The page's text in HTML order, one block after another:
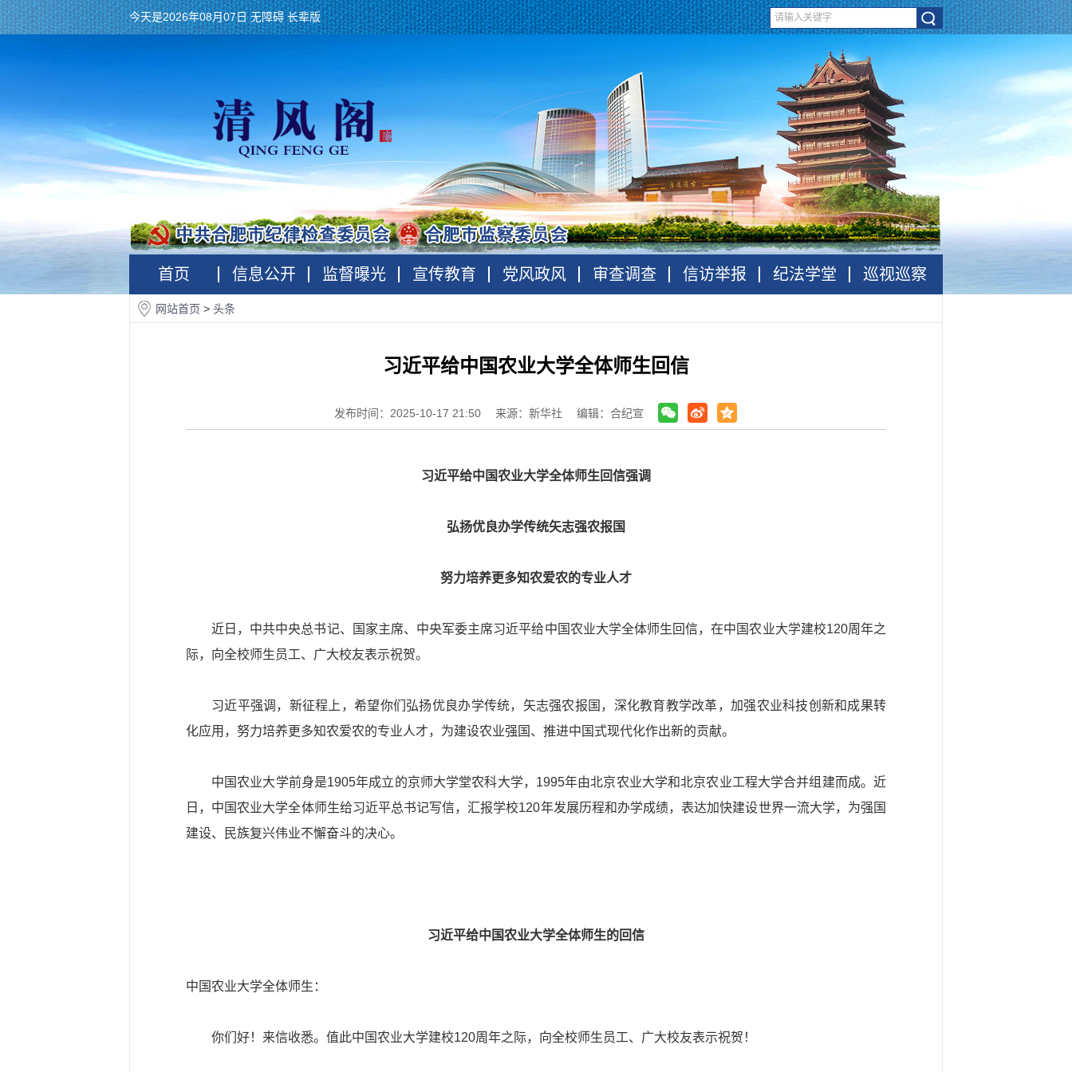
今天是2026年08月07日 无障碍 长辈版
首页 信息公开 监督曝光 宣传教育 党风政风 审查调查 信访举报 纪法学堂 巡视巡察
网站首页 > 头条
习近平给中国农业大学全体师生回信
发布时间：2025-10-17 21:50 来源：新华社 编辑：合纪宣
习近平给中国农业大学全体师生回信强调
弘扬优良办学传统矢志强农报国
努力培养更多知农爱农的专业人才
近日，中共中央总书记、国家主席、中央军委主席习近平给中国农业大学全体师生回信，在中国农业大学建校120周年之
际，向全校师生员工、广大校友表示祝贺。
习近平强调，新征程上，希望你们弘扬优良办学传统，矢志强农报国，深化教育教学改革，加强农业科技创新和成果转
化应用，努力培养更多知农爱农的专业人才，为建设农业强国、推进中国式现代化作出新的贡献。
中国农业大学前身是1905年成立的京师大学堂农科大学，1995年由北京农业大学和北京农业工程大学合并组建而成。近
日，中国农业大学全体师生给习近平总书记写信，汇报学校120年发展历程和办学成绩，表达加快建设世界一流大学，为强国
建设、民族复兴伟业不懈奋斗的决心。
习近平给中国农业大学全体师生的回信
中国农业大学全体师生：
你们好！来信收悉。值此中国农业大学建校120周年之际，向全校师生员工、广大校友表示祝贺！